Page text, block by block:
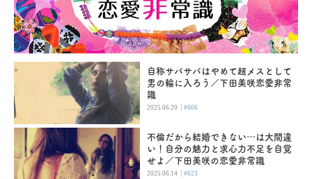
自称サバサバはやめて超メスとして
男の輪に入ろう／下田美咲恋愛非常
識
2025.06.20 |#006
不倫だから結婚できない…は大間違
い！自分の魅力と求心力不足を自覚
せよ／下田美咲の恋愛非常識
2025.06.14 |#023